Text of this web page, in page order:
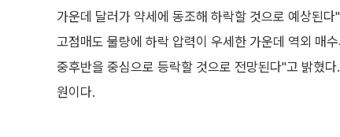
가운데 달러가 약세에 동조해 하락할 것으로 예상된
고점매도 물량에 하락 압력이 우세한 가운데 역외 매
중후반을 중심으로 등락할 것으로 전망된다"고 밝혔
원이다.